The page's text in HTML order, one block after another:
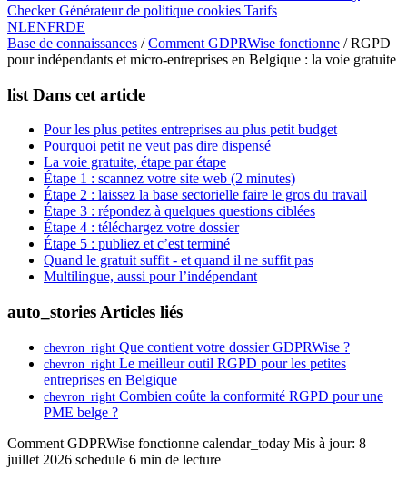
CheckerGénérateur de politique cookies Tarifs
NLENFRDE
Base de connaissances / Comment GDPRWise fonctionne / RGPD
pour indépendants et micro-entreprises en Belgique : la voie gratuite
list Dans cet article
Pour les plus petites entreprises au plus petit budget
Pourquoi petit ne veut pas dire dispensé
La voie gratuite, étape par étape
Étape 1 : scannez votre site web (2 minutes)
Étape 2 : laissez la base sectorielle faire le gros du travail
Étape 3 : répondez à quelques questions ciblées
Étape 4 : téléchargez votre dossier
Étape 5 : publiez et c’est terminé
Quand le gratuit suffit - et quand il ne suffit pas
Multilingue, aussi pour l’indépendant
auto_stories Articles liés
chevron_right Que contient votre dossier GDPRWise ?
chevron_right Le meilleur outil RGPD pour les petites
entreprises en Belgique
chevron_right Combien coûte la conformité RGPD pour une
PME belge ?
Comment GDPRWise fonctionne calendar_today Mis à jour: 8
juillet 2026 schedule 6 min de lecture